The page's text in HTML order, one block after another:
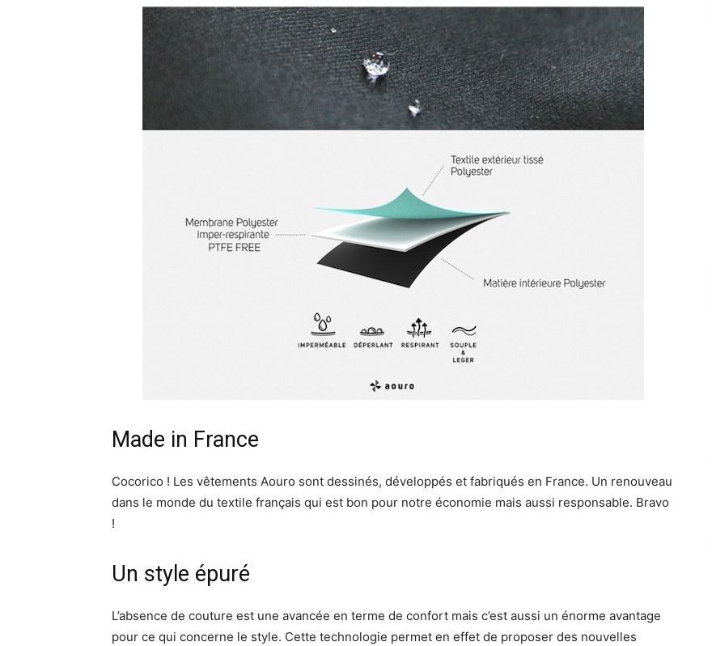
Made in France
Cocorico ! Les vêtements Aouro sont dessinés, développés et fabriqués en France. Un renouveau
dans le monde du textile français qui est bon pour notre économie mais aussi responsable. Bravo
!
Un style épuré
L’absence de couture est une avancée en terme de confort mais c’est aussi un énorme avantage
pour ce qui concerne le style. Cette technologie permet en effet de proposer des nouvelles